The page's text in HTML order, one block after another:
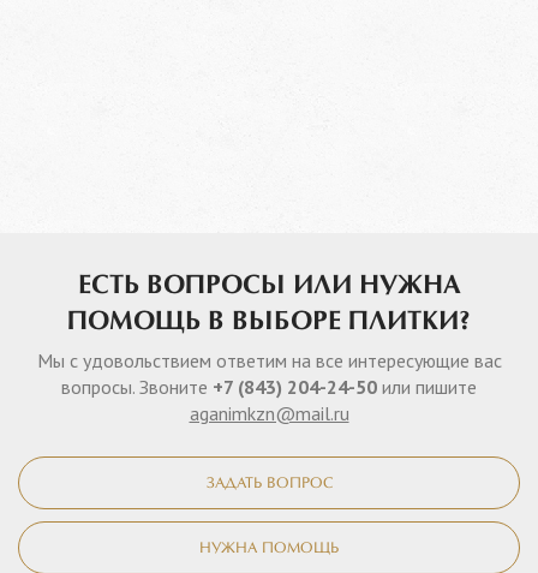
ЕСТЬ ВОПРОСЫ ИЛИ НУЖНА
ПОМОЩЬ В ВЫБОРЕ ПЛИТКИ?
Мы с удовольствием ответим на все интересующие вас
вопросы. Звоните +7 (843) 204-24-50 или пишите
aganimkzn@mail.ru
ЗАДАТЬ ВОПРОС
НУЖНА ПОМОЩЬ